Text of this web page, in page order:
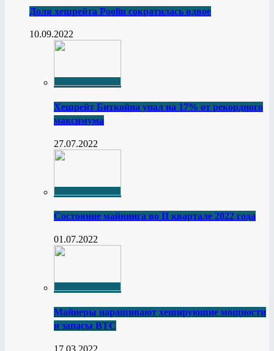
Доля хешрейта Poolin сократилась вдвое
10.09.2022
Хешрейт Биткойна упал на 17% от рекордного
максимума
27.07.2022
Состояние майнинга во II квартале 2022 года
01.07.2022
Майнеры наращивают хеширующие мощности
и запасы BTC
17.03.2022